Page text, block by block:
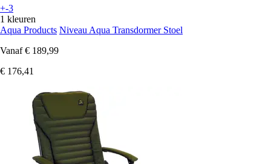
+-3
1 kleuren
Aqua Products Niveau Aqua Transdormer Stoel
Vanaf € 189,99
€ 176,41